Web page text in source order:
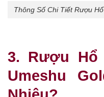
Thông Số Chi Tiết Rượu
3. Rượu Hổ
Umeshu